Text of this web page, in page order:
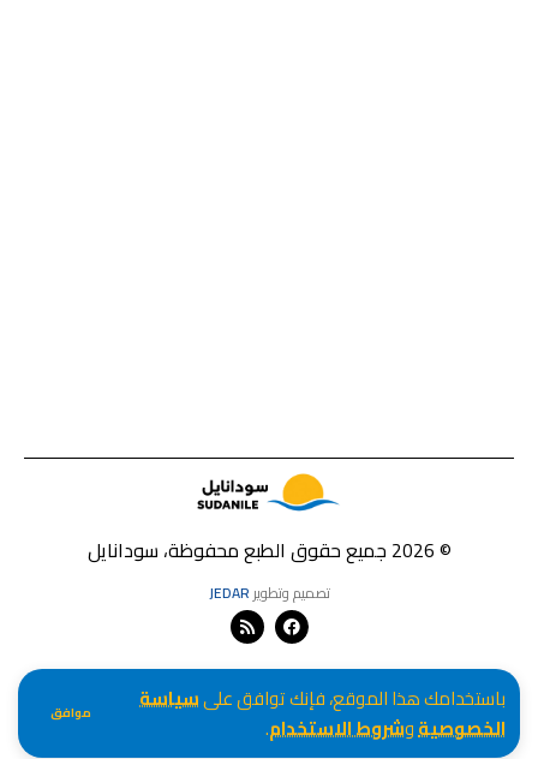
باستخدامك هذا الموقع، فإنك توافق علىسياسة
الخصوصيةوشروط الاستخدام. موافق
© 2026 جميع حقوق الطبع محفوظة، سودانايل
تصميم وتطويرJEDAR